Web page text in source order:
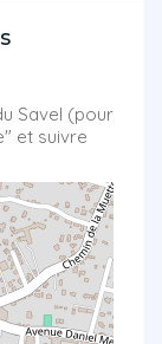
Savel (pour
et suivre